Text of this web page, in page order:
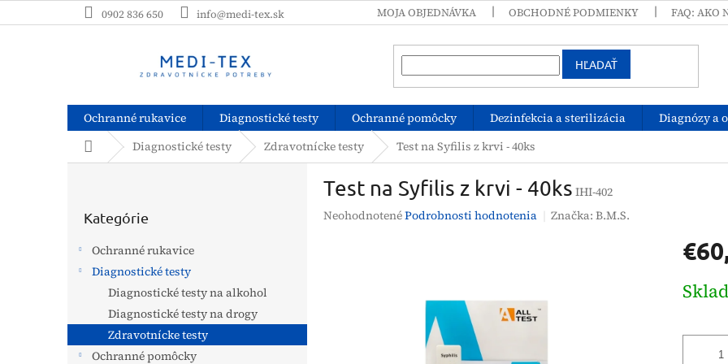
na
0902 836 650 info@medi-tex.sk MOJA OBJEDNÁVKA OBCHODNÉ PODMIENKY FAQ: AKO
HĽADAŤ
Ochranné rukavice Diagnostické testy Ochranné pomôcky Dezinfekcia a sterilizácia Diagnózy a
DomovDiagnostické testy Zdravotnícke testy Test na Syfilis z krvi - 40ks
kategórie
Kategórie
Ochranné rukavice
Diagnostické testy
Diagnostické testy na alkohol
Diagnostické testy na drogy
Zdravotnícke testy
Ochranné pomôcky
Test na Syfilis z krvi - 40ks IHI-402
Priemerné
NeohodnotenéPodrobnosti hodnotenia Značka:B.M.S.
cena: